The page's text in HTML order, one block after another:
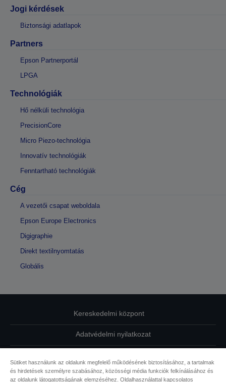
Jogi kérdések
Biztonsági adatlapok
Partners
Epson Partnerportál
LPGA
Technológiák
Hő nélküli technológia
PrecisionCore
Micro Piezo-technológia
Innovatív technológiák
Fenntartható technológiák
Cég
A vezetői csapat weboldala
Epson Europe Electronics
Digigraphie
Direkt textilnyomtatás
Globális
Kereskedelmi központ
Adatvédelmi nyilatkozat
Kapcsolatfelvétel
Sütiket használunk az oldalunk megfelelő működésének biztosításához, a tartalmak
és hirdetések személyre szabásához, közösségi média funkciók felkínálásához és
az oldalunk látogatottságának elemzéséhez. Oldalhasználattal kapcsolatos